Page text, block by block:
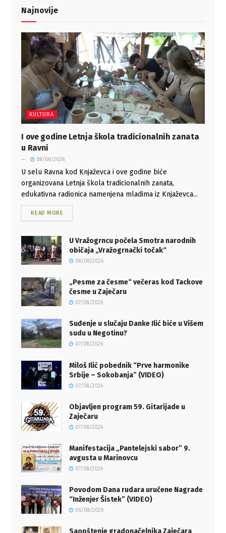
Najnovije
KULTURA
I ove godine Letnja škola tradicionalnih zanata
u Ravni
08/08/2026
U selu Ravna kod Knjaževca i ove godine biće
organizovana Letnja škola tradicionalnih zanata,
edukativna radionica namenjena mladima iz Knjaževca...
READ MORE
U Vražogrncu počela Smotra narodnih
običaja „Vražogrnački točak“
08/08/2026
„Pesme za česme“ večeras kod Tackove
česme u Zaječaru
07/08/2026
Suđenje u slučaju Danke Ilić biće u Višem
sudu u Negotinu?
07/08/2026
Miloš Ilić pobednik “Prve harmonike
Srbije – Sokobanja” (VIDEO)
07/08/2026
Objavljen program 59. Gitarijade u
Zaječaru
07/08/2026
Manifestacija „Pantelejski sabor” 9.
avgusta u Marinovcu
07/08/2026
Povodom Dana rudara uručene Nagrade
“Inženjer Šistek” (VIDEO)
06/08/2026